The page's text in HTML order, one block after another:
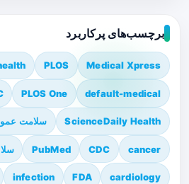
برچسب‌های پرکاربرد
Medical Xpress
PLOS
default-medical
PLOS One
ScienceDaily Health سلامت
cancer
CDC
PubMed
cardiology
FDA
infection